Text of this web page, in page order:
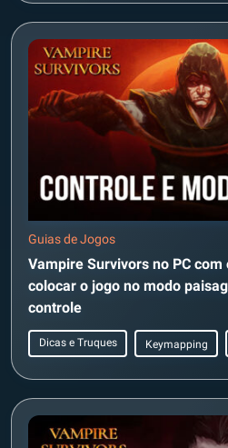
Guias de Jogos
Vampire Survivors no PC
colocar o jogo no modo
controle
Dicas e Truques Keymapping